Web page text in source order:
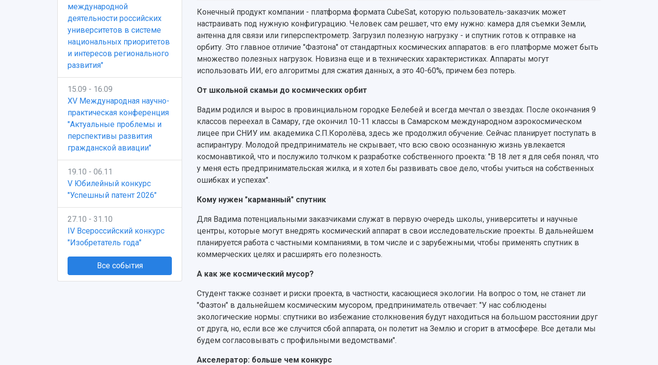
международной
деятельности российских
университетов в системе
национальных приоритетов
и интересов регионального
развития"
15.09 - 16.09
XV Международная научно-
практическая конференция
"Актуальные проблемы и
перспективы развития
гражданской авиации"
19.10 - 06.11
V Юбилейный конкурс
"Успешный патент 2026"
27.10 - 31.10
IV Всероссийский конкурс
"Изобретатель года"
Все события
Конечный продукт компании - платформа формата CubeSat, которую пользователь-заказчик может
настраивать под нужную конфигурацию. Человек сам решает, что ему нужно: камера для съемки Земли,
антенна для связи или гиперспектрометр. Загрузил полезную нагрузку - и спутник готов к отправке на
орбиту. Это главное отличие "Фаэтона" от стандартных космических аппаратов: в его платформе может быть
множество полезных нагрузок. Новизна еще и в технических характеристиках. Аппараты могут
использовать ИИ, его алгоритмы для сжатия данных, а это 40-60%, причем без потерь.
От школьной скамьи до космических орбит
Вадим родился и вырос в провинциальном городке Белебей и всегда мечтал о звездах. После окончания 9
классов переехал в Самару, где окончил 10-11 классы в Самарском международном аэрокосмическом
лицее при СНИУ им. академика С.П.Королёва, здесь же продолжил обучение. Сейчас планирует поступать в
аспирантуру. Молодой предприниматель не скрывает, что всю свою осознанную жизнь увлекается
космонавтикой, что и послужило толчком к разработке собственного проекта: "В 18 лет я для себя понял, что
у меня есть предпринимательская жилка, и я хотел бы развивать свое дело, чтобы учиться на собственных
ошибках и успехах".
Кому нужен "карманный" спутник
Для Вадима потенциальными заказчиками служат в первую очередь школы, университеты и научные
центры, которые могут внедрять космический аппарат в свои исследовательские проекты. В дальнейшем
планируется работа с частными компаниями, в том числе и с зарубежными, чтобы применять спутник в
коммерческих целях и расширять его полезность.
А как же космический мусор?
Студент также сознает и риски проекта, в частности, касающиеся экологии. На вопрос о том, не станет ли
"Фаэтон" в дальнейшем космическим мусором, предприниматель отвечает: "У нас соблюдены
экологические нормы: спутники во избежание столкновения будут находиться на большом расстоянии друг
от друга, но, если все же случится сбой аппарата, он полетит на Землю и сгорит в атмосфере. Все детали мы
будем согласовывать с профильными ведомствами".
Акселератор: больше чем конкурс